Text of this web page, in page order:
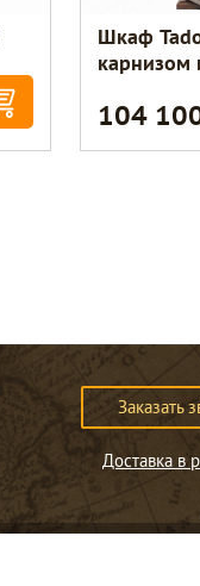
Шкаф
карнизом
104
Заказать
Доставка в